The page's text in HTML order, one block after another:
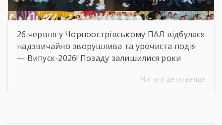
26 червня у Чорноострівському ПАЛ відбулася
надзвичайно зворушлива та урочиста подія
— Випуск-2026! Позаду залишилися роки
професійних перемог та яскравогоЧитати детальніше